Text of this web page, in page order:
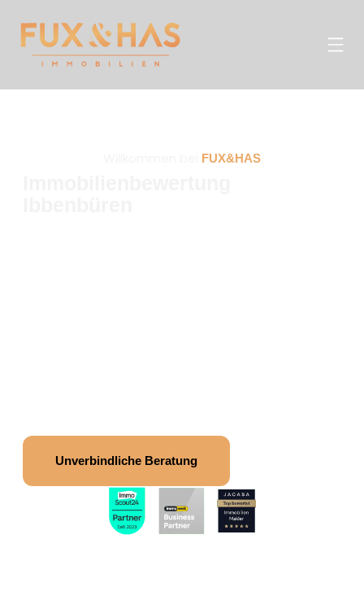
FUX&HAS
Unverbindliche Beratung